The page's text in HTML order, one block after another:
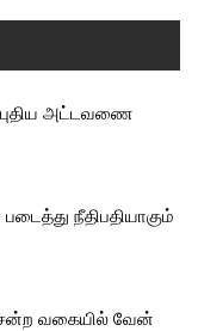
அட்டவணை
நீதிபதியாகும்
வகையில் வேன்